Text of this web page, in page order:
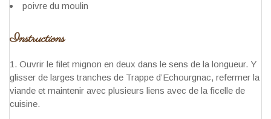
poivre du moulin
Instructions
Ouvrir le filet mignon en deux dans le sens de la longueur. Y
glisser de larges tranches de Trappe d’Echourgnac, refermer la
viande et maintenir avec plusieurs liens avec de la ficelle de
cuisine.